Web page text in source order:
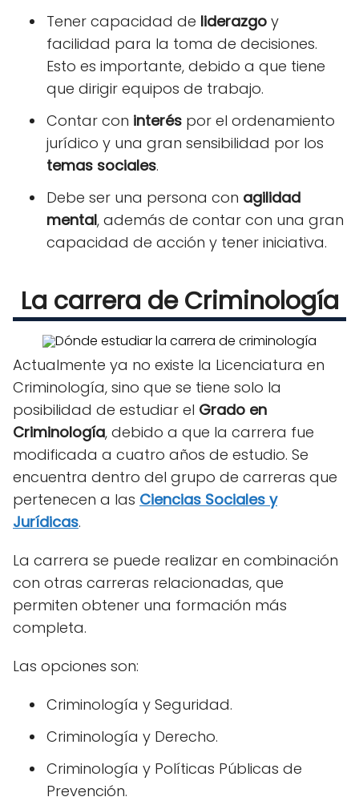
Tener capacidad de liderazgo y
facilidad para la toma de decisiones.
Esto es importante, debido a que tiene
que dirigir equipos de trabajo.
Contar con interés por el ordenamiento
jurídico y una gran sensibilidad por los
temas sociales.
Debe ser una persona con agilidad
mental, además de contar con una gran
capacidad de acción y tener iniciativa.
La carrera de Criminología
Actualmente ya no existe la Licenciatura en
Criminología, sino que se tiene solo la
posibilidad de estudiar el Grado en
Criminología, debido a que la carrera fue
modificada a cuatro años de estudio. Se
encuentra dentro del grupo de carreras que
pertenecen a las Ciencias Sociales y
Jurídicas.
La carrera se puede realizar en combinación
con otras carreras relacionadas, que
permiten obtener una formación más
completa.
Las opciones son:
Criminología y Seguridad.
Criminología y Derecho.
Criminología y Políticas Públicas de
Prevención.